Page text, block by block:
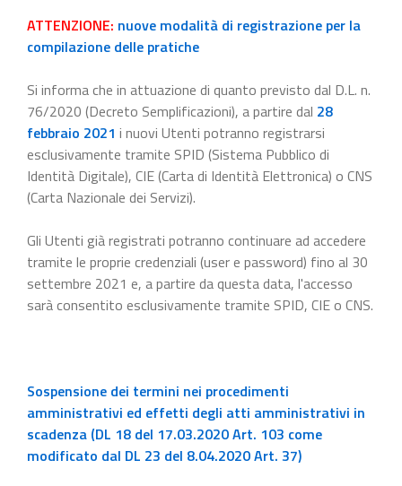
ATTENZIONE: nuove modalità di registrazione per la
compilazione delle pratiche
Si informa che in attuazione di quanto previsto dal D.L. n.
76/2020 (Decreto Semplificazioni), a partire dal 28
febbraio 2021 i nuovi Utenti potranno registrarsi
esclusivamente tramite SPID (Sistema Pubblico di
Identità Digitale), CIE (Carta di Identità Elettronica) o CNS
(Carta Nazionale dei Servizi).
Gli Utenti già registrati potranno continuare ad accedere
tramite le proprie credenziali (user e password) fino al 30
settembre 2021 e, a partire da questa data, l'accesso
sarà consentito esclusivamente tramite SPID, CIE o CNS.
Sospensione dei termini nei procedimenti
amministrativi ed effetti degli atti amministrativi in
scadenza (DL 18 del 17.03.2020 Art. 103 come
modificato dal DL 23 del 8.04.2020 Art. 37)